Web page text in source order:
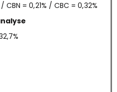
CBN = 0,21% / CBC = 0,32%